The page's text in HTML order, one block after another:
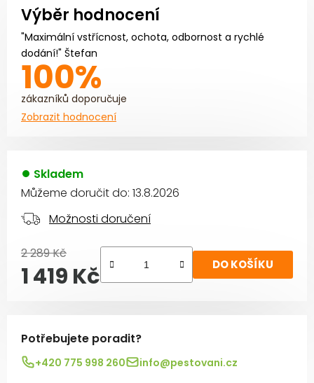
Výběr hodnocení
"Maximální vstřícnost, ochota, odbornost a rychlé
dodání!" Štefan
100%
zákazníků doporučuje
Zobrazit hodnocení
Skladem
Můžeme doručit do: 13.8.2026
Možnosti doručení
2 289 Kč
1 419 Kč DO KOŠÍKU
Potřebujete poradit?
+420 775 998 260 info@pestovani.cz